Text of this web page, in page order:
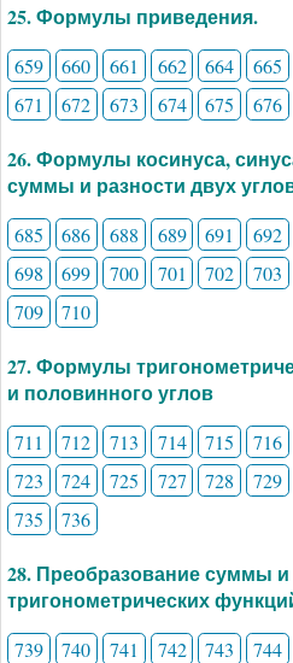
25. Формулы приведения.
659 660 661 662 664 665
671
672 673 674 675 676
26. Формулы косинуса,
суммы и разности двух
685 686 688 689 691 692
698
699 700 701 702 703
709
710
27. Формулы
и половинного углов
711 712 713 714 715 716
723
724 725 727 728 729
735
736
28. Преобразование суммы и
тригонометрических
739 740 741 742 743 744